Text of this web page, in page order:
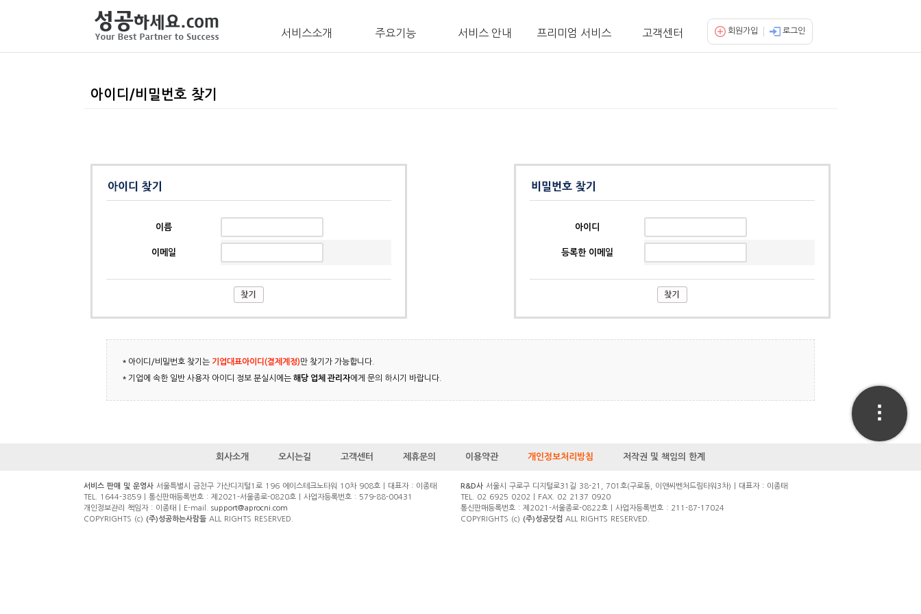
서비스소개 주요기능 서비스 안내 프리미엄 서비스 고객센터 회원가입 로그인
아이디/비밀번호 찾기
이름
이메일
아이디
등록한 이메일
＊아이디/비밀번호 찾기는 기업대표아이디(결제계정)만 찾기가 가능합니다.
＊기업에 속한 일반 사용자 아이디 정보 분실시에는 해당 업체 관리자에게 문의 하시기 바랍니다.
회사소개 오시는길 고객센터 제휴문의 이용약관 개인정보처리방침 저작권 및 책임의 한계
서비스 판매 및 운영사 서울특별시 금천구 가산디지털1로 196 에이스테크노타워 10차 908호 | 대표자 : 이종태
TEL. 1644-3859 | 통신판매등록번호 : 제2021-서울종로-0820호 | 사업자등록번호 : 579-88-00431
개인정보관리 책임자 : 이종태 | E-mail. support@aprocni.com
COPYRIGHTS (c) (주)성공하는사람들 ALL RIGHTS RESERVED.
R&D사 서울시 구로구 디지털로31길 38-21, 701호(구로동, 이앤씨벤처드림타워3차) | 대표자 : 이종태
TEL. 02 6925 0202 | FAX. 02 2137 0920
통신판매등록번호 : 제2021-서울종로-0822호 | 사업자등록번호 : 211-87-17024
COPYRIGHTS (c) (주)성공닷컴 ALL RIGHTS RESERVED.